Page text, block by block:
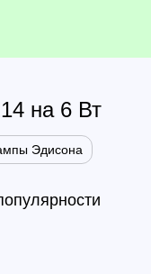
на 6 Вт
Эдисона